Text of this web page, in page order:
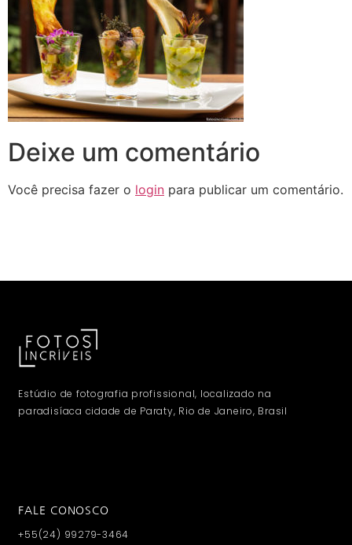
Deixe um comentário
Você precisa fazer o login para publicar um comentário.
Estúdio de fotografia profissional, localizado na
paradisíaca cidade de Paraty, Rio de Janeiro, Brasil
FALE CONOSCO
+55(24) 99279-3464